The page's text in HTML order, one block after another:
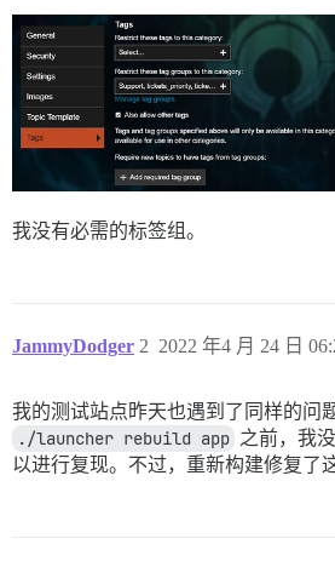
我没有必需的标签组。
JammyDodger 2022 年4 月 24 日
2
我的测试站点昨天也遇到了同样的问
./launcher rebuild app 之前，我
以进行复现。不过，重新构建修复了